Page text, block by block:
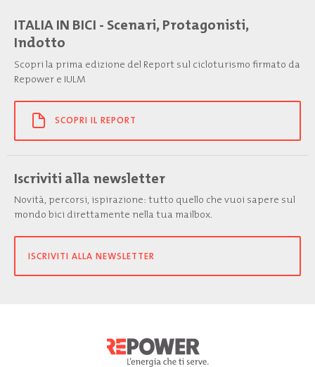
ITALIA IN BICI - Scenari, Protagonisti,
Indotto
Scopri la prima edizione del Report sul cicloturismo firmato da
Repower e IULM
SCOPRI IL REPORT
Iscriviti alla newsletter
Novità, percorsi, ispirazione: tutto quello che vuoi sapere sul
mondo bici direttamente nella tua mailbox.
ISCRIVITI ALLA NEWSLETTER